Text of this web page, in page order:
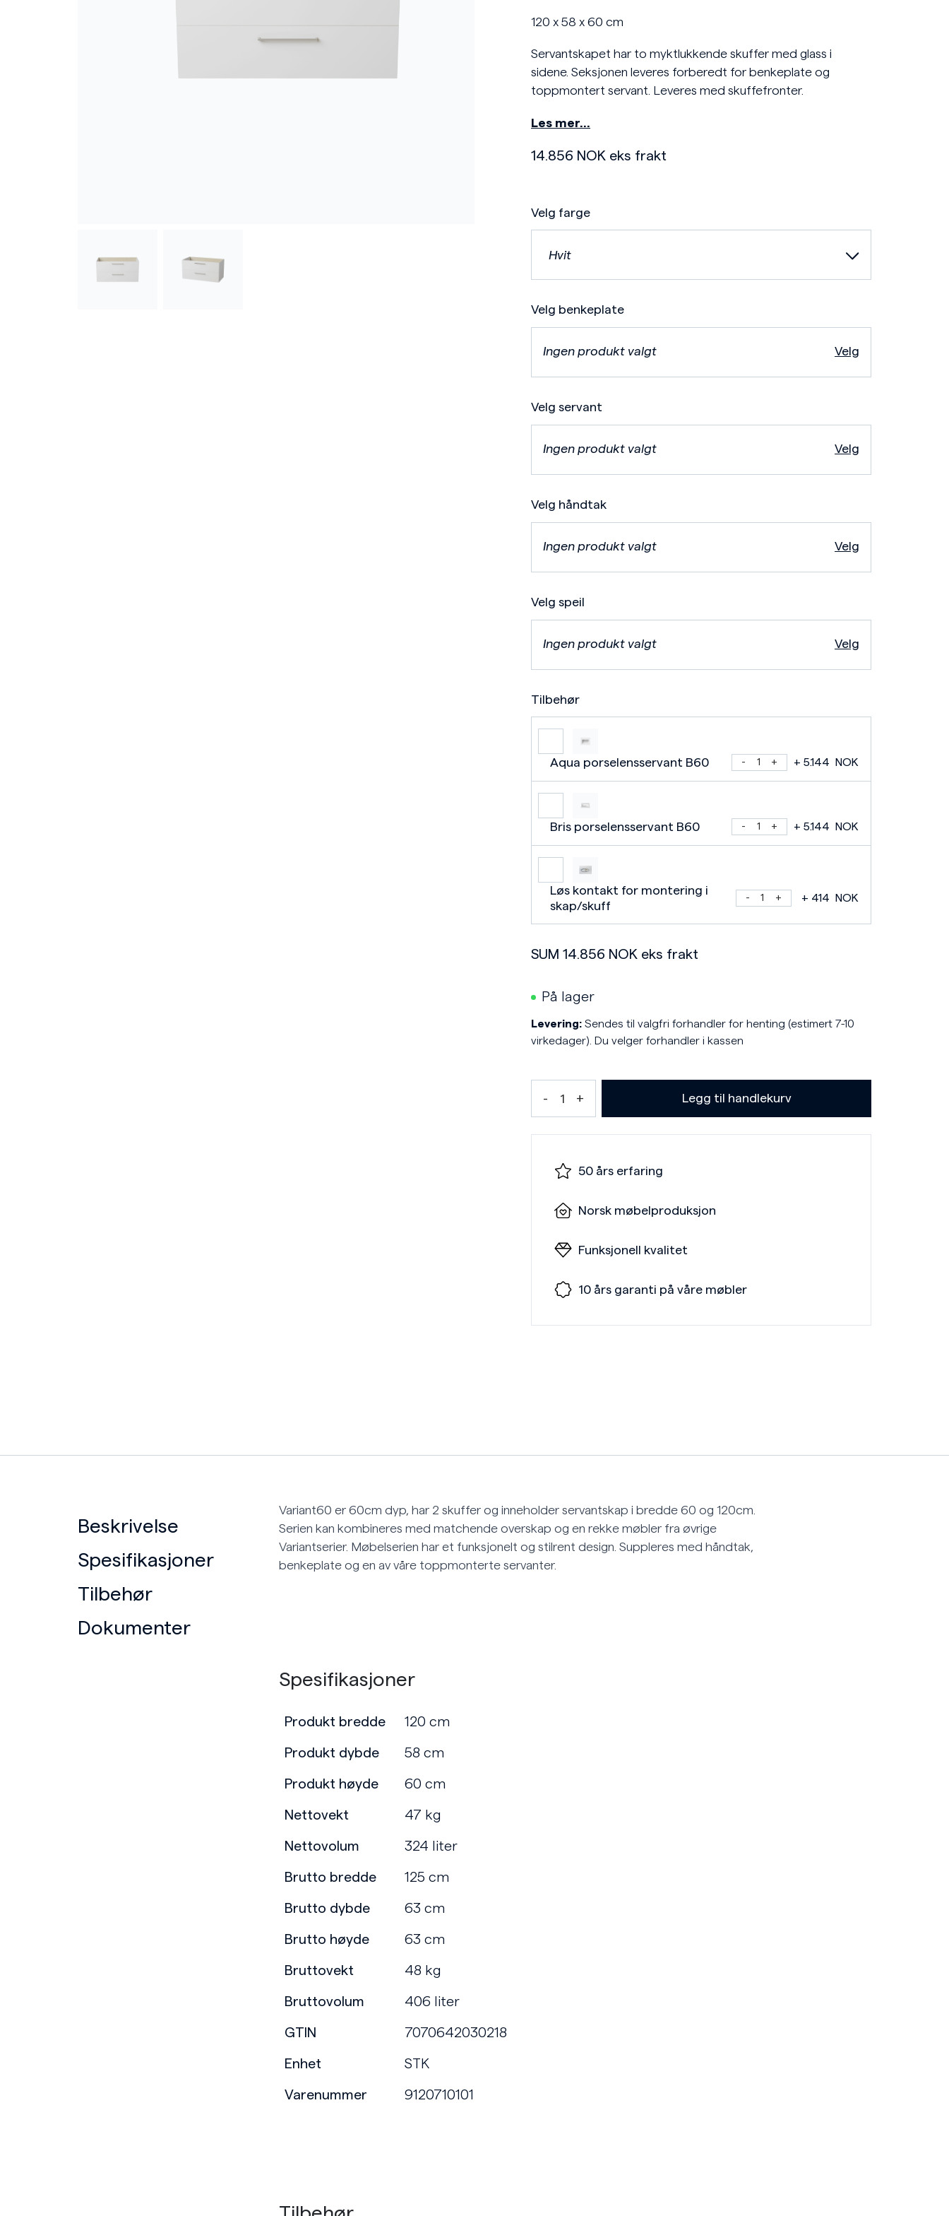
120 x 58 x 60 cm
Servantskapet har to myktlukkende skuffer med glass i
sidene. Seksjonen leveres forberedt for benkeplate og
toppmontert servant. Leveres med skuffefronter.
Les mer…
14.856 NOK eks frakt
Velg farge
Hvit
Velg benkeplate
Ingen produkt valgt Velg
Velg servant
Ingen produkt valgt Velg
Velg håndtak
Ingen produkt valgt Velg
Velg speil
Ingen produkt valgt Velg
Tilbehør
Aqua porselensservant B60 + 5.144 NOK
Bris porselensservant B60 + 5.144 NOK
Løs kontakt for montering i
skap/skuff
+ 414 NOK
SUM 14.856 NOK eks frakt
På lager
Levering: Sendes til valgfri forhandler for henting (estimert 7-10
virkedager). Du velger forhandler i kassen
Legg til handlekurv
50 års erfaring
Norsk møbelproduksjon
Funksjonell kvalitet
10 års garanti på våre møbler
Beskrivelse
Spesifikasjoner
Tilbehør
Dokumenter
Variant60 er 60cm dyp, har 2 skuffer og inneholder servantskap i bredde 60 og 120cm.
Serien kan kombineres med matchende overskap og en rekke møbler fra øvrige
Variantserier. Møbelserien har et funksjonelt og stilrent design. Suppleres med håndtak,
benkeplate og en av våre toppmonterte servanter.
Spesifikasjoner
Produkt bredde 120 cm
Produkt dybde 58 cm
Produkt høyde 60 cm
Nettovekt 47 kg
Nettovolum 324 liter
Brutto bredde 125 cm
Brutto dybde 63 cm
Brutto høyde 63 cm
Bruttovekt 48 kg
Bruttovolum 406 liter
GTIN 7070642030218
Enhet STK
Varenummer 9120710101